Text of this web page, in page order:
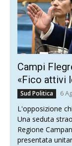
Campi
«Fico attivi
Sud Politica 6
L'opposizione
Una seduta
Regione
presentata